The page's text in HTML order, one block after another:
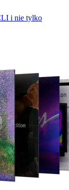
i nie tylko